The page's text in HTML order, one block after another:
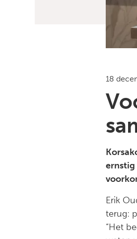
18
ernstig
Erik
terug:
“Het